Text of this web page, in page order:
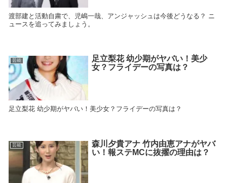
渡部建と活動自粛で、児嶋一哉、アンジャッシュは今後どうなる？ ニ
ュースを追ってみましょう。
芸能
足立梨花 幼少期がヤバい！美少
女？フライデーの写真は？
足立梨花 幼少期がヤバい！美少女？フライデーの写真は？
芸能
森川夕貴アナ 竹内由恵アナがヤバ
い！報ステMCに抜擢の理由は？